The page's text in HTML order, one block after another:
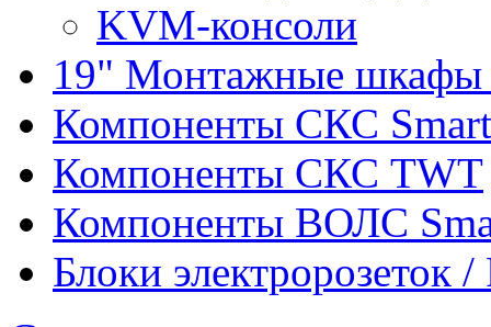
KVM-консоли
19" Монтажные шкафы
Компоненты СКС
Компоненты СКС TWT
Компоненты ВОЛС
Блоки электророзеток